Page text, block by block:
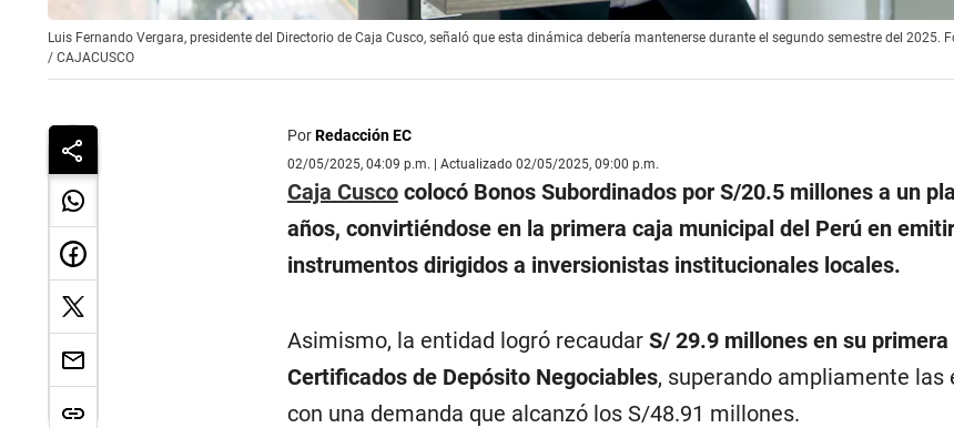
Luis Fernando Vergara, presidente del Directorio de Caja Cusco, señaló que esta dinámica debería mantenerse durante el segundo semestre del 2025.
/ CAJACUSCO
PorRedacción EC
02/05/2025, 04:09 p.m. | Actualizado 02/05/2025, 09:00 p.m.
Caja Cuscocolocó Bonos Subordinados por S/20.5 millones a un
años, convirtiéndose en la primera caja municipal del Perú en
instrumentos dirigidos a inversionistas institucionales locales.
Asimismo, la entidad logró recaudar S/ 29.9 millones en su
Certificados de Depósito Negociables, superando ampliamente las
con una demanda que alcanzó los S/48.91 millones.